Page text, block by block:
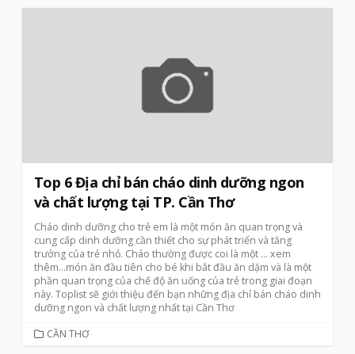
Top 6 Địa chỉ bán cháo dinh dưỡng ngon
và chất lượng tại TP. Cần Thơ
Cháo dinh dưỡng cho trẻ em là một món ăn quan trọng và
cung cấp dinh dưỡng cần thiết cho sự phát triển và tăng
trưởng của trẻ nhỏ. Cháo thường được coi là một … xem
thêm…món ăn đầu tiên cho bé khi bắt đầu ăn dặm và là một
phần quan trọng của chế độ ăn uống của trẻ trong giai đoạn
này. Toplist sẽ giới thiệu đến bạn những địa chỉ bán cháo dinh
dưỡng ngon và chất lượng nhất tại Cần Thơ
CATEGORIES
CẦN THƠ